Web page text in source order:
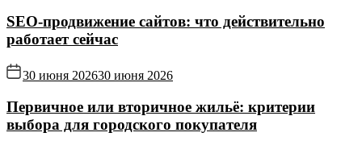
SEO-продвижение сайтов: что действительно
работает сейчас
30 июня 202630 июня 2026
Первичное или вторичное жильё: критерии
выбора для городского покупателя